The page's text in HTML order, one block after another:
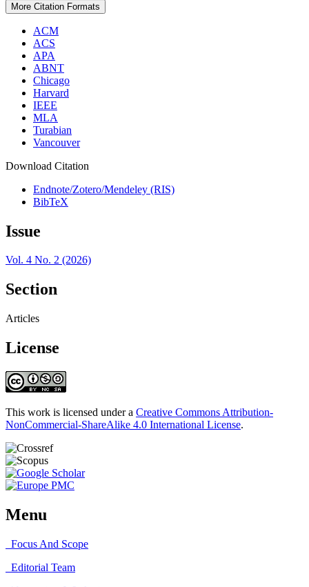
More Citation Formats
ACM
ACS
APA
ABNT
Chicago
Harvard
IEEE
MLA
Turabian
Vancouver
Download Citation
Endnote/Zotero/Mendeley (RIS)
BibTeX
Issue
Vol. 4 No. 2 (2026)
Section
Articles
License
This work is licensed under a Creative Commons Attribution-
NonCommercial-ShareAlike 4.0 International License.
Menu
Focus And Scope
Editorial Team